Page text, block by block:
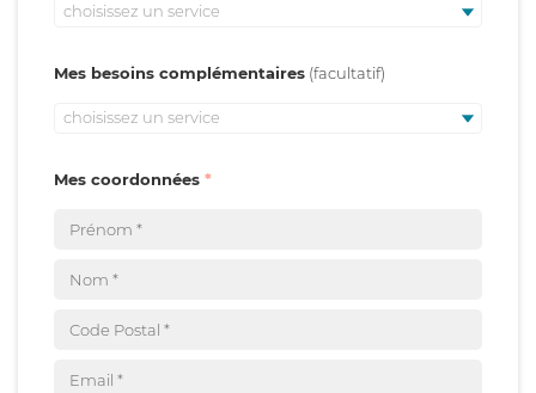
choisissez un service
Mes besoins complémentaires
choisissez un service
Mes coordonnées